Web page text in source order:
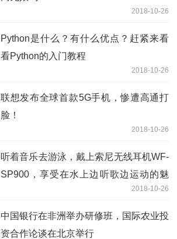
2018-10-26
Python是什么？有什么优点？赶紧来看
看Python的入门教程
2018-10-26
联想发布全球首款5G手机，惨遭高通打
脸！
2018-10-26
听着音乐去游泳，戴上索尼无线耳机WF-
SP900，享受在水上边听歌边运动的魅
2018-10-26
中国银行在非洲举办研修班，国际农业投
资合作论谈在北京举行